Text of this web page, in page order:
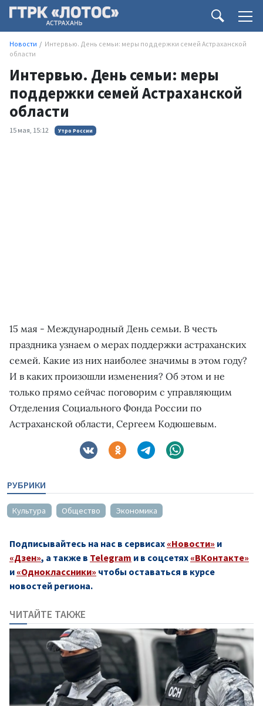
Новости
Интервью. День семьи: меры поддержки семей Астраханской
области
Интервью. День семьи: меры
поддержки семей Астраханской
области
15 мая, 15:12 Утро России
15 мая - Международный День семьи. В честь
праздника узнаем о мерах поддержки астраханских
семей. Какие из них наиболее значимы в этом году?
И в каких произошли изменения? Об этом и не
только прямо сейчас поговорим с управляющим
Отделения Социального Фонда России по
Астраханской области, Сергеем Кодюшевым.
РУБРИКИ
Культура Общество Экономика
Подписывайтесь на нас в сервисах «Новости» и
«Дзен», а также в Telegram и в соцсетях «ВКонтакте»
и «Одноклассники» чтобы оставаться в курсе
новостей региона.
ЧИТАЙТЕ ТАКЖЕ